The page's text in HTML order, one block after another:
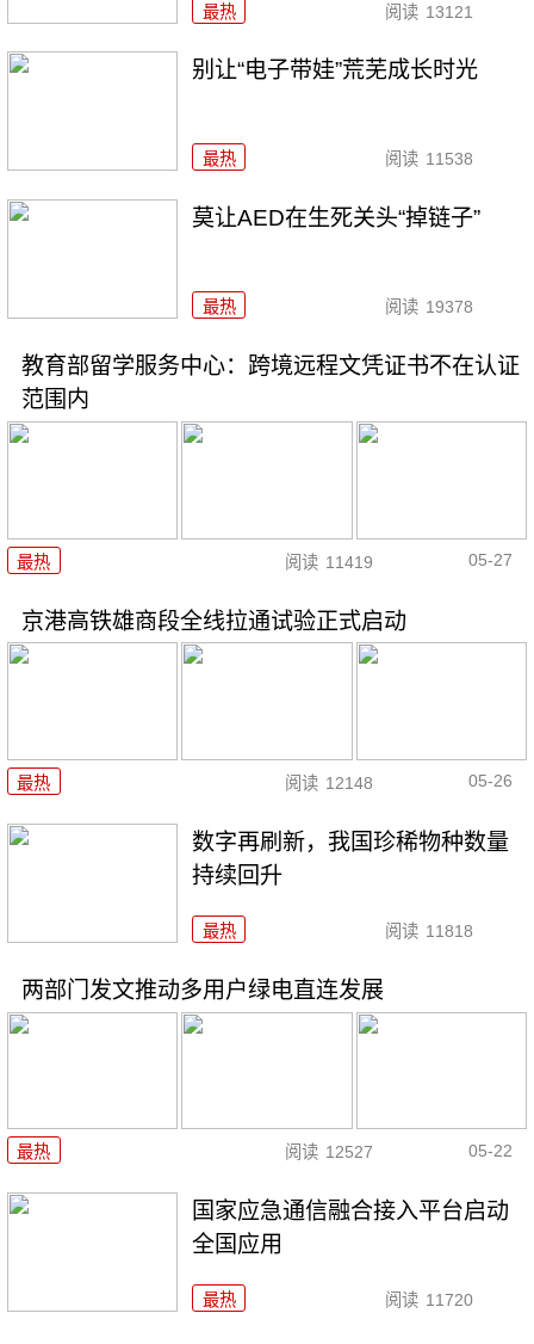
最热 阅读 13121
别让“电子带娃”荒芜成长时光
最热 阅读 11538
莫让AED在生死关头“掉链子”
最热 阅读 19378
教育部留学服务中心：跨境远程文凭证书不在认证
范围内
最热 阅读 11419 05-27
京港高铁雄商段全线拉通试验正式启动
最热 阅读 12148 05-26
数字再刷新，我国珍稀物种数量
持续回升
最热 阅读 11818
两部门发文推动多用户绿电直连发展
最热 阅读 12527 05-22
国家应急通信融合接入平台启动
全国应用
最热 阅读 11720